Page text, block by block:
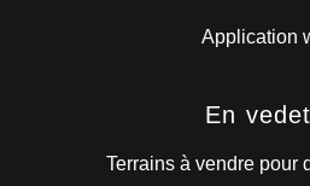
Application
En
Terrains à vendre pour